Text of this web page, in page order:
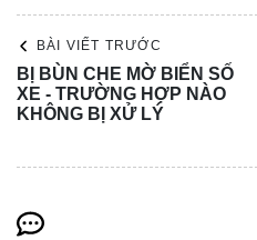
tai nạn giao thông nêu trên.
Cơ quan cảnh sát điều tra
tiếp tục điều tra vụ án.
BÀI VIẾT TRƯỚC
BỊ BÙN CHE MỜ BIỂN SỐ
XE - TRƯỜNG HỢP NÀO
KHÔNG BỊ XỬ LÝ